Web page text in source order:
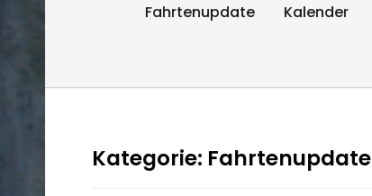
Fahrtenupdate Kalender
Kategorie: Fahrtenupdate